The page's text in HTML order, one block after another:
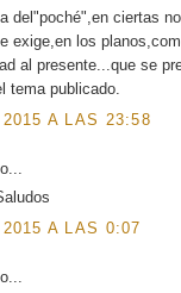
del"poché",en ciertas
exige,en los
al presente...que se
tema publicado.
A LAS 23:58
A LAS 0:07